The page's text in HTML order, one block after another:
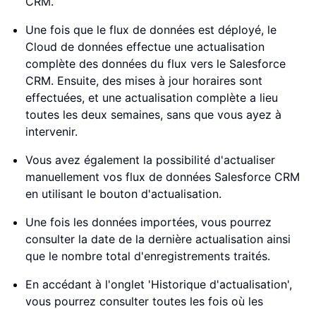
Une fois que le flux de données est déployé, le
Cloud de données effectue une actualisation
complète des données du flux vers le Salesforce
CRM. Ensuite, des mises à jour horaires sont
effectuées, et une actualisation complète a lieu
toutes les deux semaines, sans que vous ayez à
intervenir.
Vous avez également la possibilité d'actualiser
manuellement vos flux de données Salesforce CRM
en utilisant le bouton d'actualisation.
Une fois les données importées, vous pourrez
consulter la date de la dernière actualisation ainsi
que le nombre total d'enregistrements traités.
En accédant à l'onglet 'Historique d'actualisation',
vous pourrez consulter toutes les fois où les